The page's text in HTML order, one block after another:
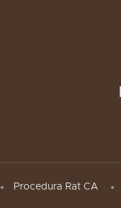
Procedura Rat CA